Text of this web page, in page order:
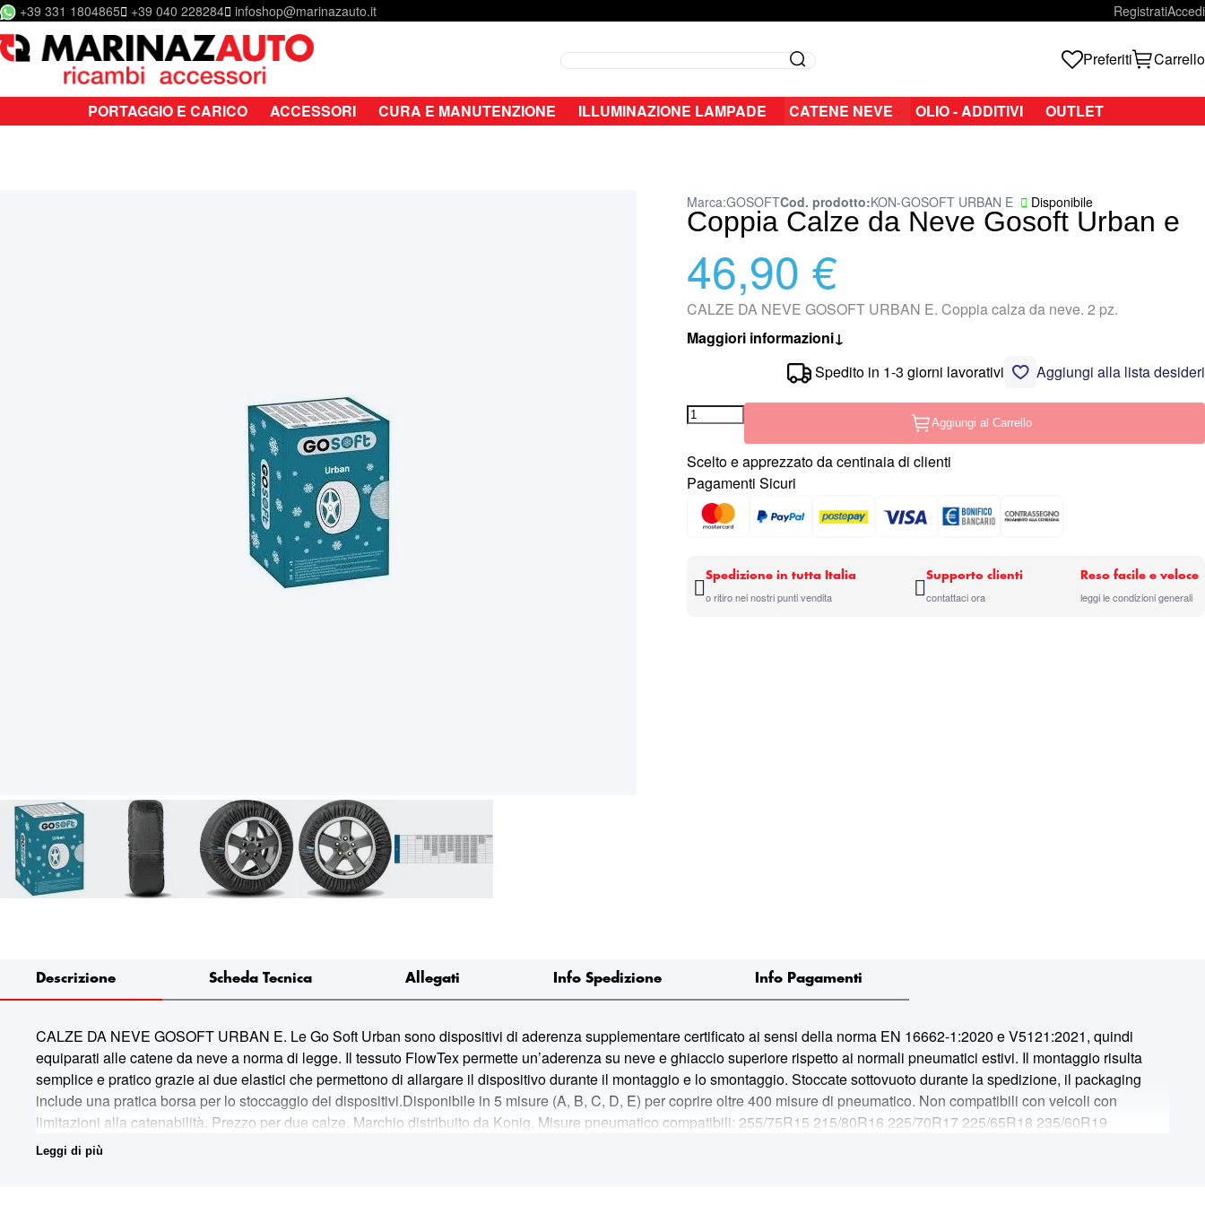
Salta al contenuto
+39 331 1804865 +39 040 228284 infoshop@marinazauto.it RegistratiAccedi
Search Search Preferiti Carrello
PORTAGGIO E CARICO ACCESSORI CURA E MANUTENZIONE ILLUMINAZIONE LAMPADE CATENE NEVE OLIO - ADDITIVI OUTLET
Coppia Calze da Neve Gosoft Urban e
Disponibile
Marca:GOSOFTCod. prodotto KON-GOSOFT URBAN E
46,90 €
CALZE DA NEVE GOSOFT URBAN E. Coppia calza da neve. 2 pz.
Maggiori informazioni↓
Aggiungi alla lista desideri
Spedito in 1-3 giorni lavorativi
Aggiungi al Carrello
Scelto e apprezzato da centinaia di clienti
Pagamenti Sicuri
Spedizione in tutta Italia
o ritiro nei nostri punti vendita
Supporto clienti
contattaci ora
Reso facile e veloce
leggi le condizioni generali
Descrizione
CALZE DA NEVE GOSOFT URBAN E. Le Go Soft Urban sono dispositivi di aderenza supplementare certificato ai sensi della norma EN 16662-1:2020 e V5121:2021, quindi
equiparati alle catene da neve a norma di legge. Il tessuto FlowTex permette un’aderenza su neve e ghiaccio superiore rispetto ai normali pneumatici estivi. Il montaggio risulta
semplice e pratico grazie ai due elastici che permettono di allargare il dispositivo durante il montaggio e lo smontaggio. Stoccate sottovuoto durante la spedizione, il packaging
include una pratica borsa per lo stoccaggio dei dispositivi.Disponibile in 5 misure (A, B, C, D, E) per coprire oltre 400 misure di pneumatico. Non compatibili con veicoli con
limitazioni alla catenabilità. Prezzo per due calze. Marchio distribuito da Konig. Misure pneumatico compatibili: 255/75R15 215/80R16 225/70R17 225/65R18 235/60R19
235/55R20 235/45R21 235/45R22 265/40R23 275/30R24 265/70R15 235/75R16 235/70R17 235/65R18 235/65R19 235/60R20 235/50R21 245/40R22 285/35R23 295/30R24
Leggi di più
Scheda Tecnica Allegati Info Spedizione Info Pagamenti